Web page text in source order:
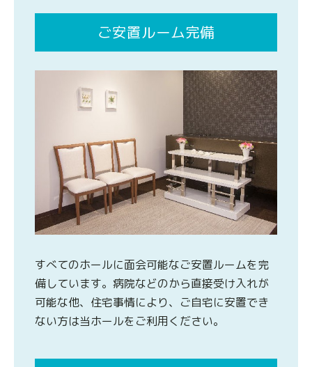
ご安置ルーム完備
すべてのホールに面会可能なご安置ルームを完
備しています。病院などのから直接受け入れが
可能な他、住宅事情により、ご自宅に安置でき
ない方は当ホールをご利用ください。